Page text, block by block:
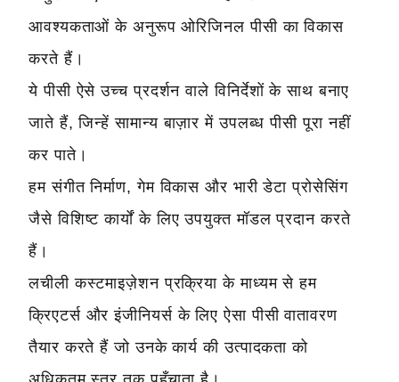
आवश्यकताओं के अनुरूप ओरिजिनल पीसी का विकास
करते हैं।
ये पीसी ऐसे उच्च प्रदर्शन वाले विनिर्देशों के साथ बनाए
जाते हैं, जिन्हें सामान्य बाज़ार में उपलब्ध पीसी पूरा नहीं
कर पाते।
हम संगीत निर्माण, गेम विकास और भारी डेटा प्रोसेसिंग
जैसे विशिष्ट कार्यों के लिए उपयुक्त मॉडल प्रदान करते
हैं।
लचीली कस्टमाइज़ेशन प्रक्रिया के माध्यम से हम
क्रिएटर्स और इंजीनियर्स के लिए ऐसा पीसी वातावरण
तैयार करते हैं जो उनके कार्य की उत्पादकता को